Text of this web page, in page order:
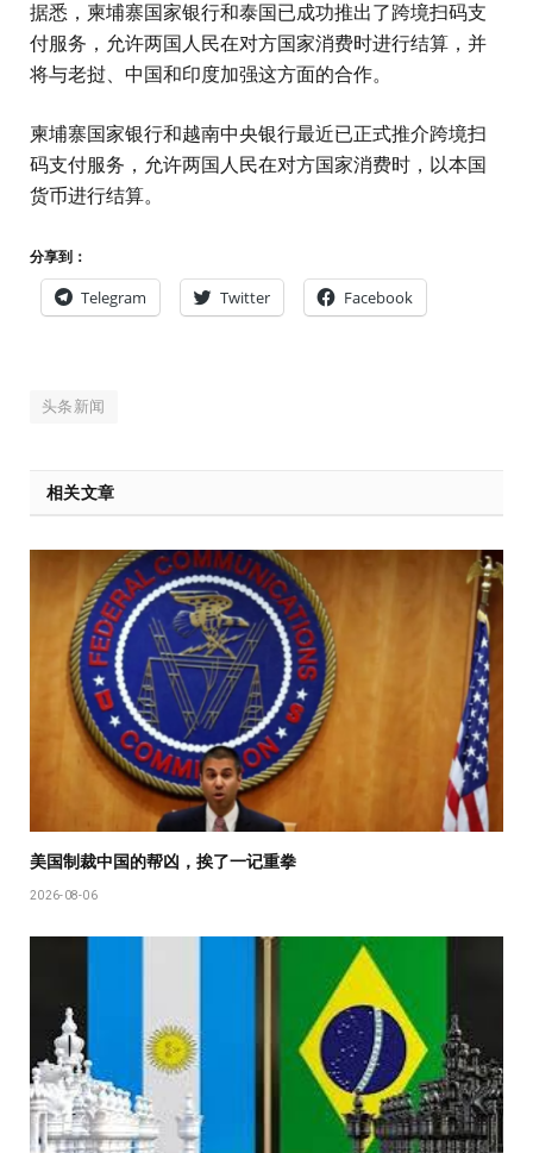
据悉，柬埔寨国家银行和泰国已成功推出了跨境扫码支
付服务，允许两国人民在对方国家消费时进行结算，并
将与老挝、中国和印度加强这方面的合作。
柬埔寨国家银行和越南中央银行最近已正式推介跨境扫
码支付服务，允许两国人民在对方国家消费时，以本国
货币进行结算。
分享到：
Telegram Twitter Facebook
头条新闻
相关文章
美国制裁中国的帮凶，挨了一记重拳
2026-08-06